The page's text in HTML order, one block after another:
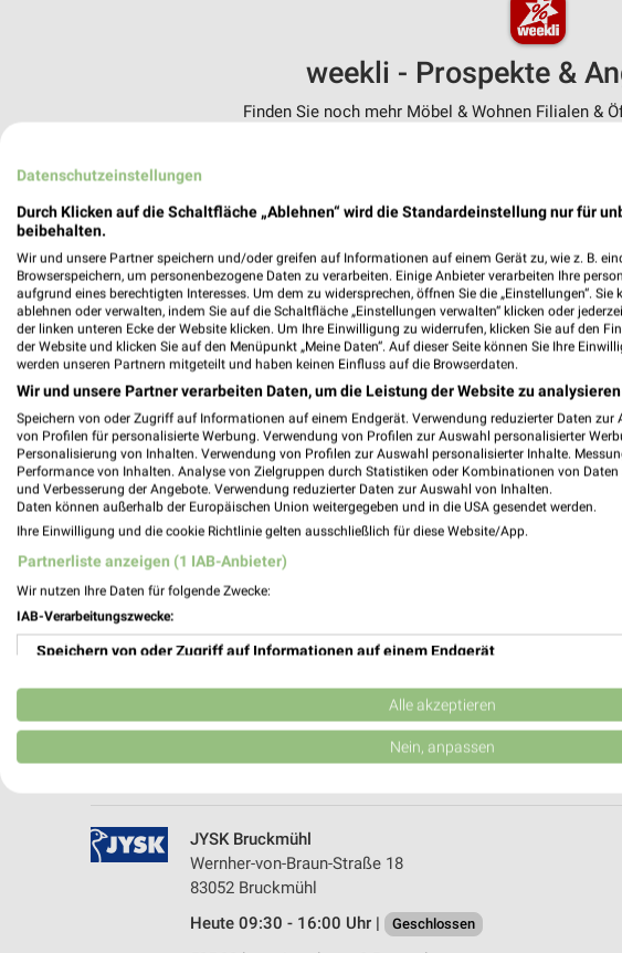
weekli - Prospekte &
Finden Sie noch mehr Möbel & Wohnen Filialen &
✔Push-Benachrichtigungen bei
Einkaufsliste - Einkauf stressfrei
Nutze weekli auch mobil – App jetzt laden
mömax Rosenheim
Heute 09:00 - 18:00 Uhr | Geschlossen
JYSK Bruckmühl
Wernher-von-Braun-Straße 18
83052 Bruckmühl
Heute 09:30 - 16:00 Uhr |
Geschlossen
Datenschutzeinstellungen
Durch Klicken auf die Schaltfläche „Ablehnen“ wird die Standardeinstellung nur für
beibehalten.
Wir und unsere Partner speichern und/oder greifen auf Informationen auf einem Gerät zu, wie z. B.
Browserspeichern, um personenbezogene Daten zu verarbeiten. Einige Anbieter verarbeiten Ihre
aufgrund eines berechtigten Interesses. Um dem zu widersprechen, öffnen Sie die „Einstellungen“.
ablehnen oder verwalten, indem Sie auf die Schaltfläche „Einstellungen verwalten“ klicken oder
der linken unteren Ecke der Website klicken. Um Ihre Einwilligung zu widerrufen, klicken Sie auf den
der Website und klicken Sie auf den Menüpunkt „Meine Daten“. Auf dieser Seite können Sie Ihre
werden unseren Partnern mitgeteilt und haben keinen Einfluss auf die Browserdaten.
Wir und unsere Partner verarbeiten Daten, um die Leistung der Website zu
Speichern von oder Zugriff auf Informationen auf einem Endgerät. Verwendung reduzierter Daten zur
von Profilen für personalisierte Werbung. Verwendung von Profilen zur Auswahl personalisierter
Personalisierung von Inhalten. Verwendung von Profilen zur Auswahl personalisierter Inhalte.
Performance von Inhalten. Analyse von Zielgruppen durch Statistiken oder Kombinationen von
und Verbesserung der Angebote. Verwendung reduzierter Daten zur Auswahl von Inhalten.
Daten können außerhalb der Europäischen Union weitergegeben und in die USA gesendet werden.
Ihre Einwilligung und die cookie Richtlinie gelten ausschließlich für diese Website/App.
Partnerliste anzeigen (1 IAB-Anbieter)
Wir nutzen Ihre Daten für folgende Zwecke:
IAB-Verarbeitungszwecke:
Speichern von oder Zugriff auf Informationen auf einem Endgerät
Verwendung reduzierter Daten zur Auswahl von Werbeanzeigen
Erstellung von Profilen für personalisierte Werbung
Erstellung von Profilen zur Personalisierung von Inhalten
Verwendung von Profilen zur Auswahl personalisierter Inhalte
Messung der Werbeleistung
Alle akzeptieren
Nein, anpassen